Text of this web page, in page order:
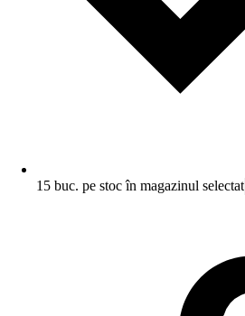
15 buc. pe stoc în magazinul selectat